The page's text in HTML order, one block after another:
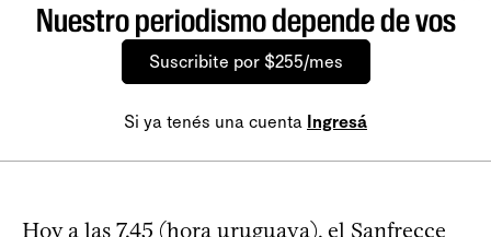
Nuestro periodismo depende de vos
Suscribite por $255/mes
Si ya tenés una cuenta Ingresá
Hoy a las 7.45 (hora uruguaya), el Sanfrecce